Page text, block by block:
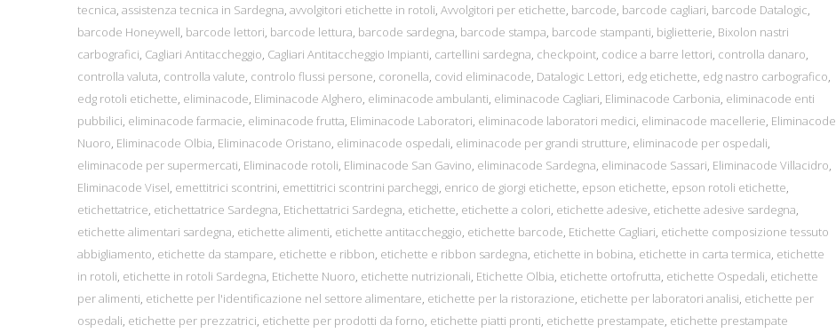
tecnica, assistenza tecnica in Sardegna, avvolgitori etichette in rotoli, Avvolgitori per etichette, barcode, barcode cagliari, barcode Datalogic,
barcode Honeywell, barcode lettori, barcode lettura, barcode sardegna, barcode stampa, barcode stampanti, biglietterie, Bixolon nastri
carbografici, Cagliari Antitaccheggio, Cagliari Antitaccheggio Impianti, cartellini sardegna, checkpoint, codice a barre lettori, controlla danaro,
controlla valuta, controlla valute, controlo flussi persone, coronella, covid eliminacode, Datalogic Lettori, edg etichette, edg nastro carbografico,
edg rotoli etichette, eliminacode, Eliminacode Alghero, eliminacode ambulanti, eliminacode Cagliari, Eliminacode Carbonia, eliminacode enti
pubbilici, eliminacode farmacie, eliminacode frutta, Eliminacode Laboratori, eliminacode laboratori medici, eliminacode macellerie, Eliminacode
Nuoro, Eliminacode Olbia, Eliminacode Oristano, eliminacode ospedali, eliminacode per grandi strutture, eliminacode per ospedali,
eliminacode per supermercati, Eliminacode rotoli, Eliminacode San Gavino, eliminacode Sardegna, eliminacode Sassari, Eliminacode Villacidro,
Eliminacode Visel, emettitrici scontrini, emettitrici scontrini parcheggi, enrico de giorgi etichette, epson etichette, epson rotoli etichette,
etichettatrice, etichettatrice Sardegna, Etichettatrici Sardegna, etichette, etichette a colori, etichette adesive, etichette adesive sardegna,
etichette alimentari sardegna, etichette alimenti, etichette antitaccheggio, etichette barcode, Etichette Cagliari, etichette composizione tessuto
abbigliamento, etichette da stampare, etichette e ribbon, etichette e ribbon sardegna, etichette in bobina, etichette in carta termica, etichette
in rotoli, etichette in rotoli Sardegna, Etichette Nuoro, etichette nutrizionali, Etichette Olbia, etichette ortofrutta, etichette Ospedali, etichette
per alimenti, etichette per l'identificazione nel settore alimentare, etichette per la ristorazione, etichette per laboratori analisi, etichette per
ospedali, etichette per prezzatrici, etichette per prodotti da forno, etichette piatti pronti, etichette prestampate, etichette prestampate